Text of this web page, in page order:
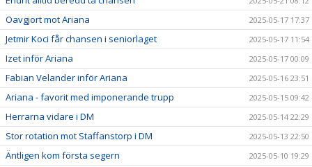
Oavgjort mot Ariana 2025-05-17 17:37
Jetmir Koci får chansen i seniorlaget 2025-05-17 11:54
Izet inför Ariana 2025-05-17 00:09
Fabian Velander inför Ariana 2025-05-16 23:51
Ariana - favorit med imponerande trupp 2025-05-15 09:42
Herrarna vidare i DM 2025-05-14 22:29
Stor rotation mot Staffanstorp i DM 2025-05-13 22:50
Äntligen kom första segern 2025-05-10 19:29